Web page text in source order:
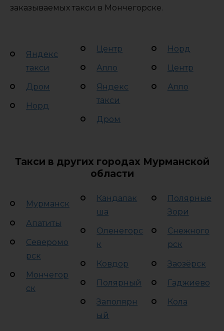
заказываемых такси в Мончегорске.
Яндекс
такси
Дром
Норд
Центр
Алло
Яндекс
такси
Дром
Норд
Центр
Алло
Такси в других городах Мурманской
области
Мурманск
Апатиты
Северомо
рск
Мончегор
ск
Кандалак
ша
Оленегорс
к
Ковдор
Полярный
Заполярн
ый
Полярные
Зори
Снежного
рск
Заозёрск
Гаджиево
Кола